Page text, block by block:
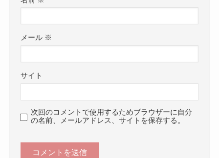
メール ※
サイト
次回のコメントで使用するためブラウザーに自分
の名前、メールアドレス、サイトを保存する。